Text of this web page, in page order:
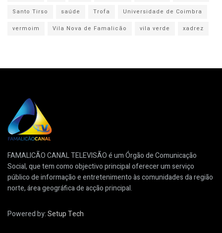
Santo Tirso
saúde Trofa
Universidade de Coimbra
vermoim
Vila Nova de Famalicão vila verde xadrez
FAMALICÃO CANAL TELEVISÃO é um Órgão de Comunicação
Social, que tem como objectivo principal oferecer um serviço
público de informação e entretenimento às comunidades da região
norte, área geográfica de acção principal.
Powered by:Setup Tech